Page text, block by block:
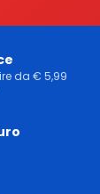
da € 5,99